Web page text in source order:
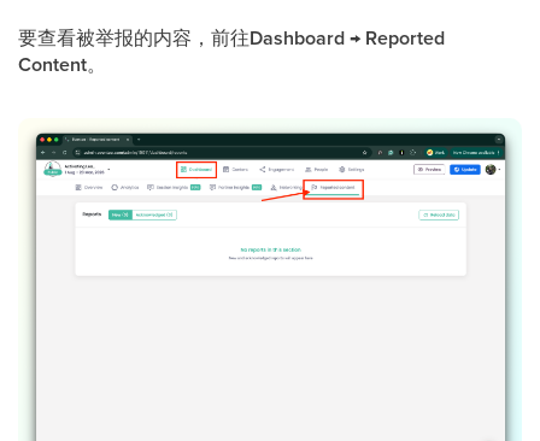
要查看被举报的内容，前往Dashboard → Reported
Content。